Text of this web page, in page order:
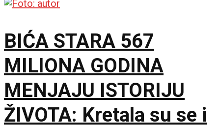
BIĆA STARA 567
MILIONA GODINA
MENJAJU ISTORIJU
ŽIVOTA: Kretala su se i